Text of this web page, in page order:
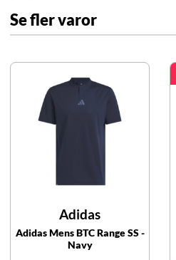
Se fler varor
Adidas
Adidas Mens BTC Range SS -
Navy